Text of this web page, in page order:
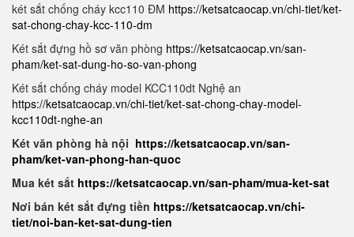
két sắt chống cháy kcc110 ĐM https://ketsatcaocap.vn/chi-tiet/ket-
sat-chong-chay-kcc-110-dm
Két sắt đựng hồ sơ văn phòng https://ketsatcaocap.vn/san-
pham/ket-sat-dung-ho-so-van-phong
Két sắt chống cháy model KCC110dt Nghệ an
https://ketsatcaocap.vn/chi-tiet/ket-sat-chong-chay-model-
kcc110dt-nghe-an
Két văn phòng hà nội https://ketsatcaocap.vn/san-
pham/ket-van-phong-han-quoc
Mua két sắt https://ketsatcaocap.vn/san-pham/mua-ket-sat
Nơi bán két sắt đựng tiền https://ketsatcaocap.vn/chi-
tiet/noi-ban-ket-sat-dung-tien